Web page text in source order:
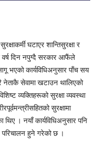
घटाएर शान्तिसुरक्षा र
वर्ष दिन नपुग्दै सरकार आफैंले
भएको कार्यविधिअनुसार पाँच सय
नेताकै सेवामा खटाउन थालिएको
व्यक्तिहरूको सुरक्षा व्यवस्था
सुरक्षामा
थिए । नयाँ कार्यविधिअनुसार पनि
परिचालन हुने गरेको छ ।